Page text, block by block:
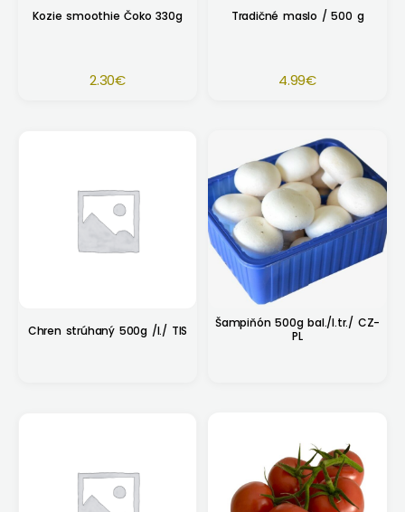
Kozie smoothie Čoko 330g
2.30€
Tradičné maslo / 500 g
4.99€
Chren strúhaný 500g /I./ TIS
Šampiňón 500g bal./I.tr./ CZ-
PL